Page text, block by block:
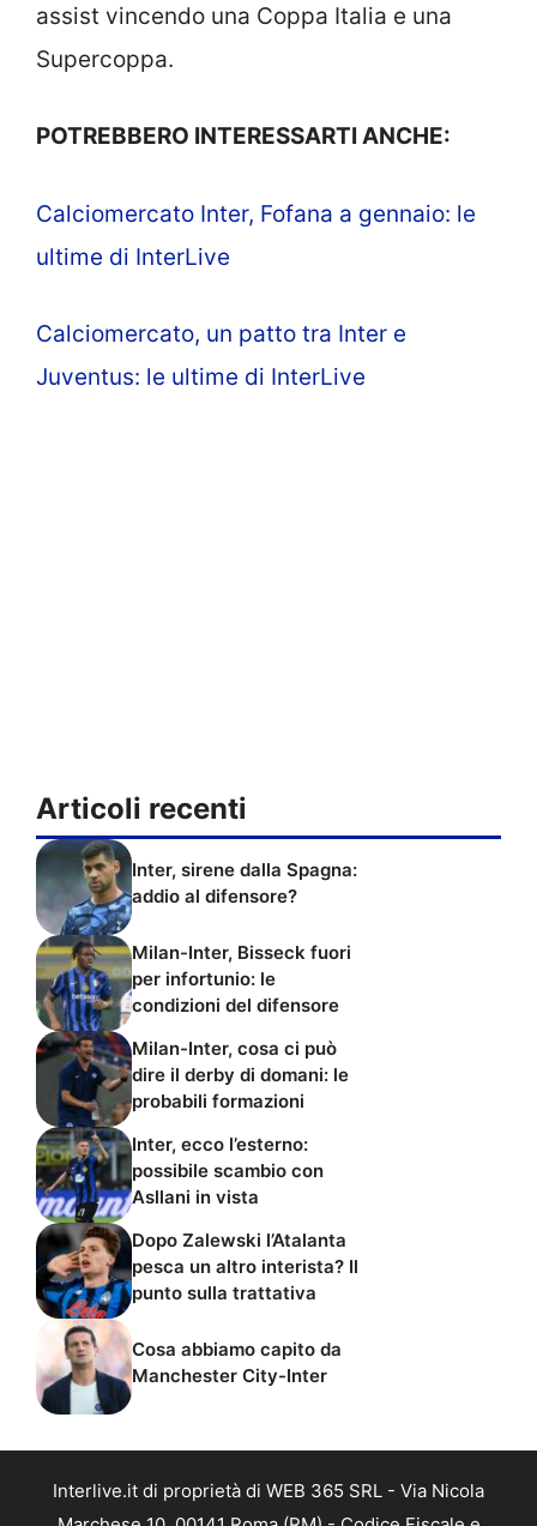
assist vincendo una Coppa Italia e una
Supercoppa.
POTREBBERO INTERESSARTI ANCHE:
Calciomercato Inter, Fofana a gennaio: le
ultime di InterLive
Calciomercato, un patto tra Inter e
Juventus: le ultime di InterLive
Articoli recenti
Inter, sirene dalla Spagna:
addio al difensore?
Milan-Inter, Bisseck fuori
per infortunio: le
condizioni del difensore
Milan-Inter, cosa ci può
dire il derby di domani: le
probabili formazioni
Inter, ecco l’esterno:
possibile scambio con
Asllani in vista
Dopo Zalewski l’Atalanta
pesca un altro interista? Il
punto sulla trattativa
Cosa abbiamo capito da
Manchester City-Inter
Interlive.it di proprietà di WEB 365 SRL - Via Nicola